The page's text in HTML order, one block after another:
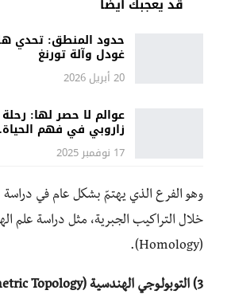
قد يعجبك أيضًا
حدود المنطق: تحدي
غودل وآلة تورنغ
20 أبريل 2026
عوالم لا حصر لها:
زاروبي في فهم
17 نوفمبر 2025
وهو الفرع الذي يهتمّ بشكل عام في
خلال التراكيب الجبرية، مثل دراسة علم
(Homology).
3) التوبولـوجي الهندسية (Geometric Topology):